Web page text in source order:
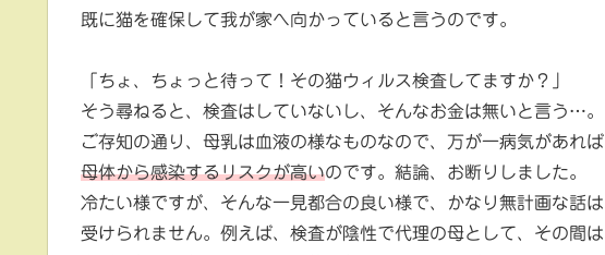
既に猫を確保して我が家へ向かっていると言うのです。
「ちょ、ちょっと待って！その猫ウィルス検査してますか？」
そう尋ねると、検査はしていないし、そんなお金は無いと言う…。
ご存知の通り、母乳は血液の様なものなので、万が一病気があれば
母体から感染するリスクが高いのです。結論、お断りしました。
冷たい様ですが、そんな一見都合の良い様で、かなり無計画な話は
受けられません。例えば、検査が陰性で代理の母として、その間は